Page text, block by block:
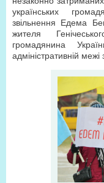
українських
звільнення Едема
жителя
громадянина
адміністративній межі